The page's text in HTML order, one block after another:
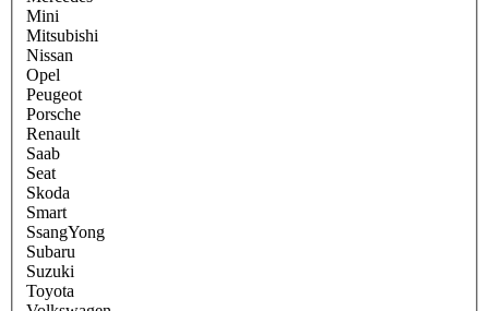
Mini
Mitsubishi
Nissan
Opel
Peugeot
Porsche
Renault
Saab
Seat
Skoda
Smart
SsangYong
Subaru
Suzuki
Toyota